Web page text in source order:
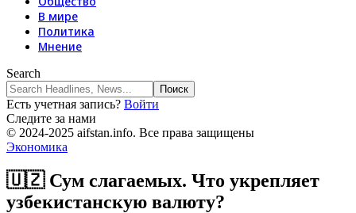
В мире
Политика
Мнение
Search
Есть учетная запись? Войти
Следите за нами
© 2024-2025 aifstan.info. Все права защищены
Экономика
🇺🇿 Сум слагаемых. Что укрепляет
узбекистанскую валюту?